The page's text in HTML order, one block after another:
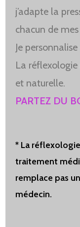
j’adapte la
chacun de
Je
La
et naturelle.
PARTEZ DU
* La
traitement
remplace pas
médecin.